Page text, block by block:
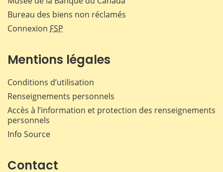
Bureau des biens non réclamés
Connexion FSP
Mentions légales
Conditions d’utilisation
Renseignements personnels
Accès à l’information et protection des renseignements
personnels
Info Source
Contact